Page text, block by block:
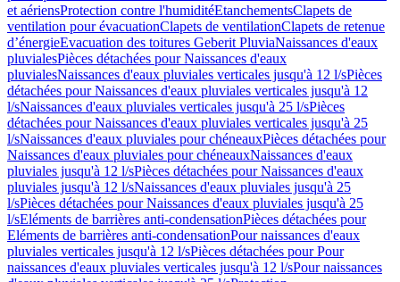
et aériensProtection contre l'humiditéEtanchementsClapets de
ventilation pour évacuationClapets de ventilationClapets de retenue
d’énergieEvacuation des toitures Geberit PluviaNaissances d'eaux
pluvialesPièces détachées pour Naissances d'eaux
pluvialesNaissances d'eaux pluviales verticales jusqu'à 12 l/sPièces
détachées pour Naissances d'eaux pluviales verticales jusqu'à 12
l/sNaissances d'eaux pluviales verticales jusqu'à 25 l/sPièces
détachées pour Naissances d'eaux pluviales verticales jusqu'à 25
l/sNaissances d'eaux pluviales pour chéneauxPièces détachées pour
Naissances d'eaux pluviales pour chéneauxNaissances d'eaux
pluviales jusqu'à 12 l/sPièces détachées pour Naissances d'eaux
pluviales jusqu'à 12 l/sNaissances d'eaux pluviales jusqu'à 25
l/sPièces détachées pour Naissances d'eaux pluviales jusqu'à 25
l/sEléments de barrières anti-condensationPièces détachées pour
Eléments de barrières anti-condensationPour naissances d'eaux
pluviales verticales jusqu'à 12 l/sPièces détachées pour Pour
naissances d'eaux pluviales verticales jusqu'à 12 l/sPour naissances